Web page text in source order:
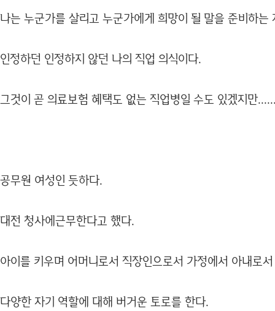
나는 누군가를 살리고 누군가에게 희망이 될 말을 준비하는
인정하던 인정하지 않던 나의 직업 의식이다.
그것이 곧 의료보험 혜택도 없는 직업병일 수도 있겠지만
공무원 여성인 듯하다.
대전 청사에근무한다고 했다.
아이를 키우며 어머니로서 직장인으로서 가정에서 아내로
다양한 자기 역할에 대해 버거운 토로를 한다.